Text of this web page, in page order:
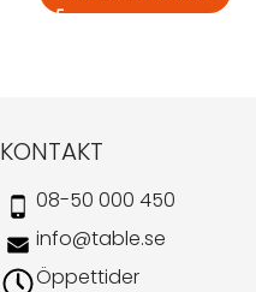
KONTAKT
08-50 000 450
info@table.se
Öppettider